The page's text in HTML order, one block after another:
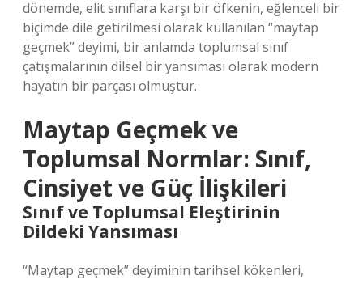
dönemde, elit sınıflara karşı bir öfkenin, eğlenceli bir
biçimde dile getirilmesi olarak kullanılan “maytap
geçmek” deyimi, bir anlamda toplumsal sınıf
çatışmalarının dilsel bir yansıması olarak modern
hayatın bir parçası olmuştur.
Maytap Geçmek ve
Toplumsal Normlar: Sınıf,
Cinsiyet ve Güç İlişkileri
Sınıf ve Toplumsal Eleştirinin
Dildeki Yansıması
“Maytap geçmek” deyiminin tarihsel kökenleri,